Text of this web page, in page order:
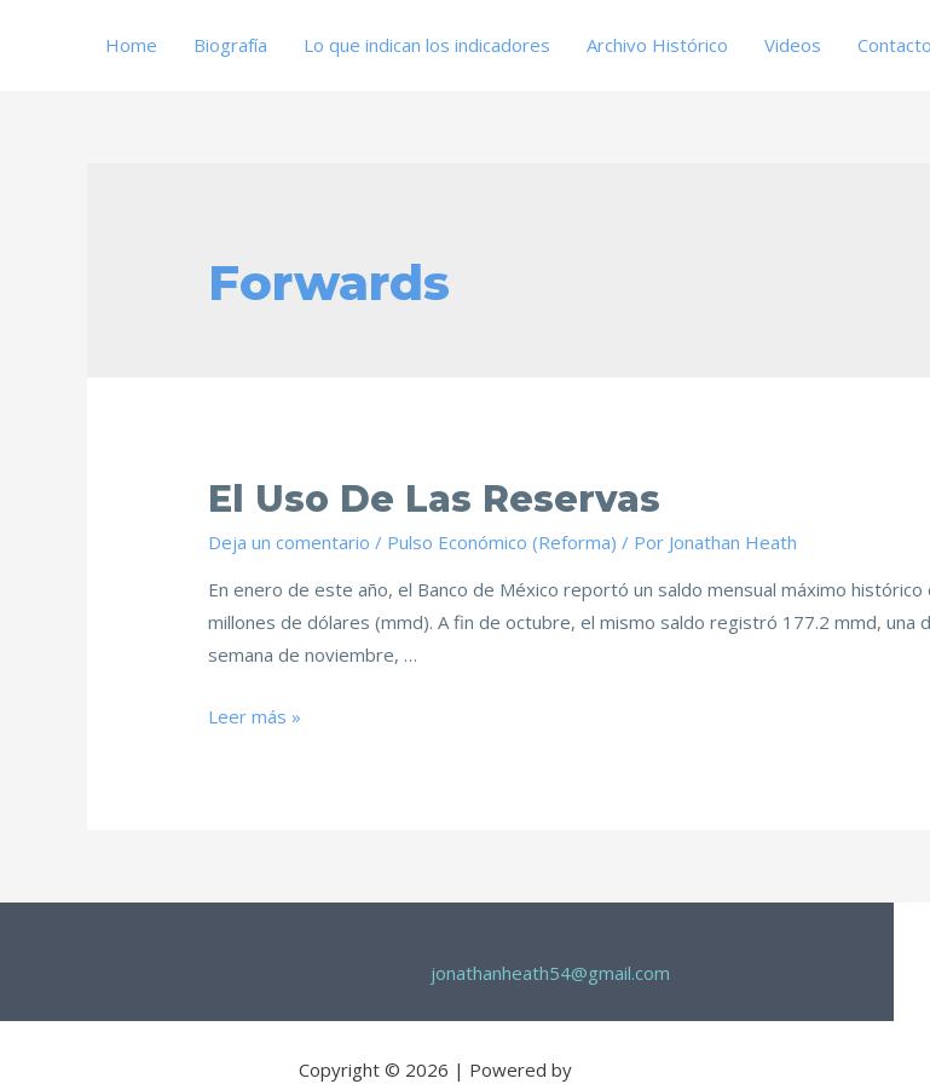
Home Biografía Lo que indican los indicadores Archivo Histórico Videos Contacto
Forwards
El Uso De Las Reservas
Deja un comentario / Pulso Económico (Reforma) / Por Jonathan Heath
En enero de este año, el Banco de México reportó un saldo mensual máximo
millones de dólares (mmd). A fin de octubre, el mismo saldo registró 177.2 mmd, una
semana de noviembre, …
Leer más »
jonathanheath54@gmail.com
Copyright © 2026 | Powered by